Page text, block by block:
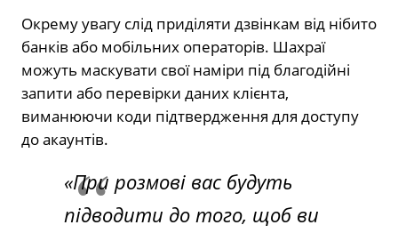
Окрему увагу слід приділяти дзвінкам від нібито
банків або мобільних операторів. Шахраї
можуть маскувати свої наміри під благодійні
запити або перевірки даних клієнта,
виманюючи коди підтвердження для доступу
до акаунтів.
«При розмові вас будуть
підводити до того, щоб ви